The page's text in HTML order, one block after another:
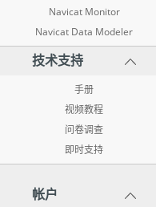
Navicat Monitor
Navicat Data Modeler
技术支持
手册
视频教程
问卷调查
即时支持
帐户